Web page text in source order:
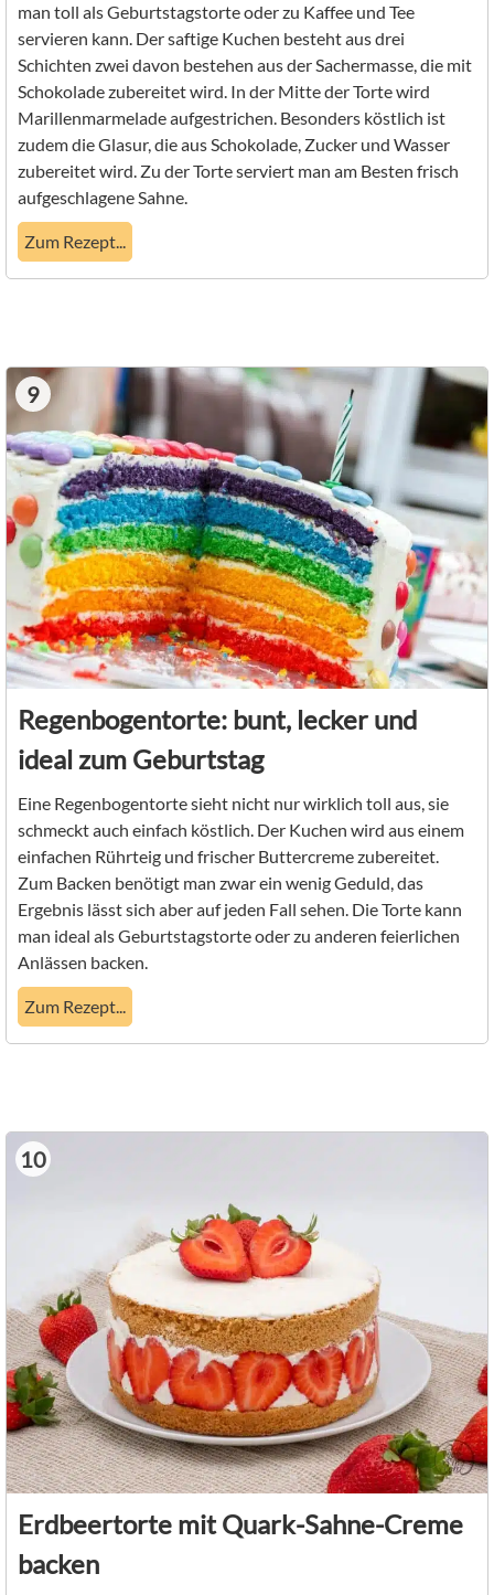
man toll als Geburtstagstorte oder zu Kaffee und Tee
servieren kann. Der saftige Kuchen besteht aus drei
Schichten zwei davon bestehen aus der Sachermasse, die mit
Schokolade zubereitet wird. In der Mitte der Torte wird
Marillenmarmelade aufgestrichen. Besonders köstlich ist
zudem die Glasur, die aus Schokolade, Zucker und Wasser
zubereitet wird. Zu der Torte serviert man am Besten frisch
aufgeschlagene Sahne.
Zum Rezept...
9
Regenbogentorte: bunt, lecker und
ideal zum Geburtstag
Eine Regenbogentorte sieht nicht nur wirklich toll aus, sie
schmeckt auch einfach köstlich. Der Kuchen wird aus einem
einfachen Rührteig und frischer Buttercreme zubereitet.
Zum Backen benötigt man zwar ein wenig Geduld, das
Ergebnis lässt sich aber auf jeden Fall sehen. Die Torte kann
man ideal als Geburtstagstorte oder zu anderen feierlichen
Anlässen backen.
Zum Rezept...
10
Erdbeertorte mit Quark-Sahne-Creme
backen